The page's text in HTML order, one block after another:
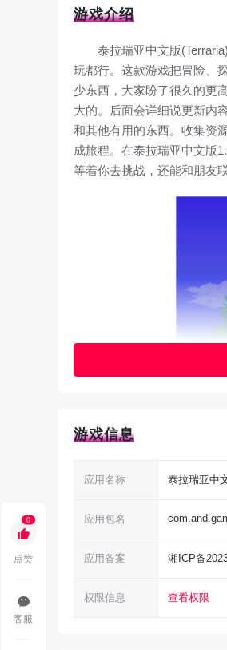
游戏介绍
泰拉瑞亚中文版
玩都行。这款游戏把冒险、
少东西，大家盼了很久的更
大的。后面会详细说更新内
和其他有用的东西。收集资
成旅程。在泰拉瑞亚中文版
等着你去挑战，还能和朋友
泰拉瑞亚中文版特色
1、【炫酷装备 自由打
游戏里所有武器和饰品
就能配出自己想要的效果。
游戏信息
应用名称 泰拉瑞亚中
应用包名
应用备案 湘ICP备
权限信息 查看权限
点赞
0
客服